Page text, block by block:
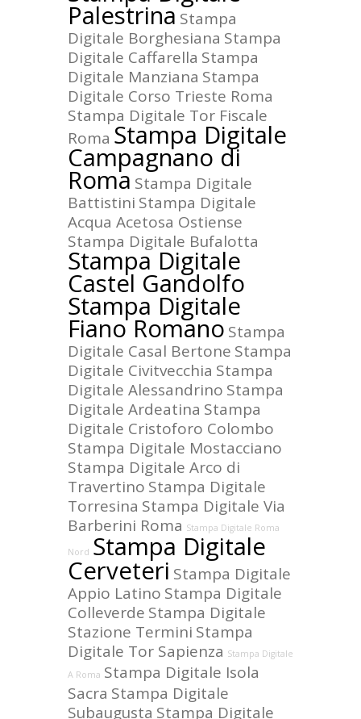
Palestrina Stampa
Digitale Borghesiana Stampa
Digitale Caffarella Stampa
Digitale Manziana Stampa
Digitale Corso Trieste Roma
Stampa Digitale Tor Fiscale
Roma Stampa Digitale
Campagnano di
Roma Stampa Digitale
Battistini Stampa Digitale
Acqua Acetosa Ostiense
Stampa Digitale Bufalotta
Stampa Digitale
Castel Gandolfo
Stampa Digitale
Fiano Romano Stampa
Digitale Casal Bertone Stampa
Digitale Civitvecchia Stampa
Digitale Alessandrino Stampa
Digitale Ardeatina Stampa
Digitale Cristoforo Colombo
Stampa Digitale Mostacciano
Stampa Digitale Arco di
Travertino Stampa Digitale
Torresina Stampa Digitale Via
Barberini Roma Stampa Digitale Roma
Nord Stampa Digitale
Cerveteri Stampa Digitale
Appio Latino Stampa Digitale
Colleverde Stampa Digitale
Stazione Termini Stampa
Digitale Tor Sapienza Stampa Digitale
A Roma Stampa Digitale Isola
Sacra Stampa Digitale
Subaugusta Stampa Digitale